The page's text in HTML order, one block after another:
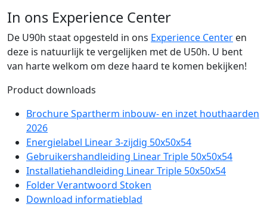
In ons Experience Center
De U90h staat opgesteld in ons Experience Center en
deze is natuurlijk te vergelijken met de U50h. U bent
van harte welkom om deze haard te komen bekijken!
Product downloads
Brochure Spartherm inbouw- en inzet houthaarden
2026
Energielabel Linear 3-zijdig 50x50x54
Gebruikershandleiding Linear Triple 50x50x54
Installatiehandleiding Linear Triple 50x50x54
Folder Verantwoord Stoken
Download informatieblad